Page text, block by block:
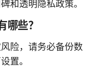
和透明隐私政策。
哪些？
险，请务必备份数
置。